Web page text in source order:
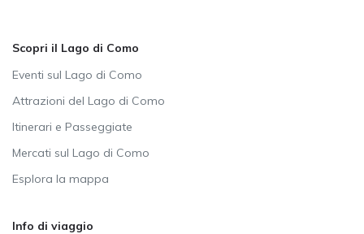
Scopri il Lago di Como
Eventi sul Lago di Como
Attrazioni del Lago di Como
Itinerari e Passeggiate
Mercati sul Lago di Como
Esplora la mappa
Info di viaggio